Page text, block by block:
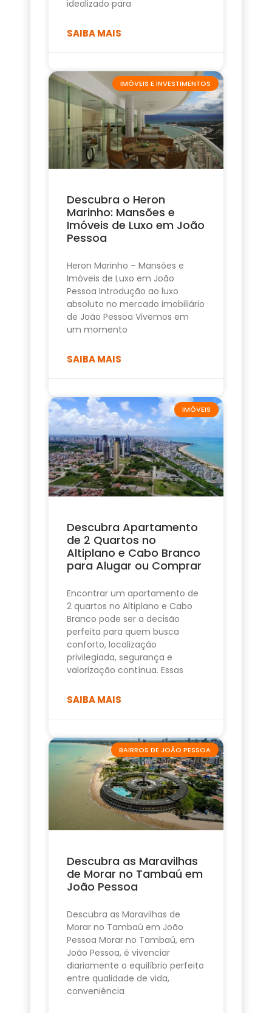
idealizado para
SAIBA MAIS
IMÓVEIS E INVESTIMENTOS
Descubra o Heron
Marinho: Mansões e
Imóveis de Luxo em João
Pessoa
Heron Marinho – Mansões e
Imóveis de Luxo em João
Pessoa Introdução ao luxo
absoluto no mercado imobiliário
de João Pessoa Vivemos em
um momento
SAIBA MAIS
IMÓVEIS
Descubra Apartamento
de 2 Quartos no
Altiplano e Cabo Branco
para Alugar ou Comprar
Encontrar um apartamento de
2 quartos no Altiplano e Cabo
Branco pode ser a decisão
perfeita para quem busca
conforto, localização
privilegiada, segurança e
valorização contínua. Essas
SAIBA MAIS
BAIRROS DE JOÃO PESSOA
Descubra as Maravilhas
de Morar no Tambaú em
João Pessoa
Descubra as Maravilhas de
Morar no Tambaú em João
Pessoa Morar no Tambaú, em
João Pessoa, é vivenciar
diariamente o equilíbrio perfeito
entre qualidade de vida,
conveniência